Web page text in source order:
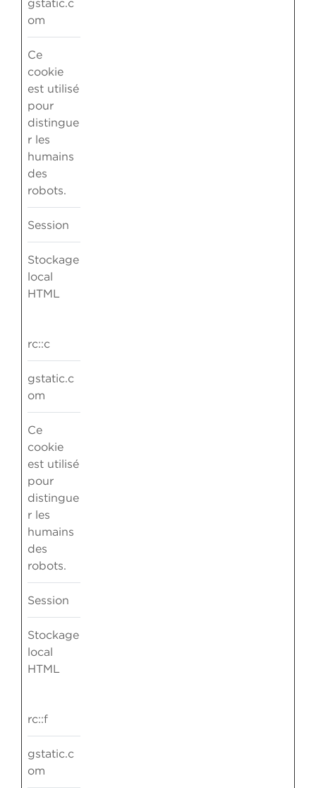
gstatic.c
om
Ce
cookie
est utilisé
pour
distingue
r les
humains
des
robots.
Session
Stockage
local
HTML
rc::c
gstatic.c
om
Ce
cookie
est utilisé
pour
distingue
r les
humains
des
robots.
Session
Stockage
local
HTML
rc::f
gstatic.c
om